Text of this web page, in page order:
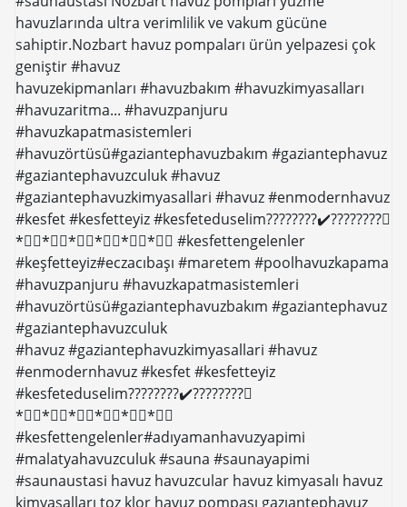
havuzlarında ultra verimlilik ve vakum gücüne
sahiptir.Nozbart havuz pompaları ürün yelpazesi çok
geniştir #havuz
havuzekipmanları #havuzbakım #havuzkimyasalları
#havuzaritma... #havuzpanjuru
#havuzkapatmasistemleri
#havuzörtüsü#gaziantephavuzbakım #gaziantephavuz
#gaziantephavuzculuk #havuz
#gaziantephavuzkimyasallari #havuz #enmodernhavuz
#kesfet #kesfetteyiz #kesfeteduselim????????✔️????????⃣
*⃣⃣*⃣⃣*⃣⃣*⃣⃣*⃣⃣*⃣⃣ #kesfettengelenler
#keşfetteyiz#eczacıbaşı #maretem #poolhavuzkapama
#havuzpanjuru #havuzkapatmasistemleri
#havuzörtüsü#gaziantephavuzbakım #gaziantephavuz
#gaziantephavuzculuk
#havuz #gaziantephavuzkimyasallari #havuz
#enmodernhavuz #kesfet #kesfetteyiz
#kesfeteduselim????????✔️????????⃣
*⃣⃣*⃣⃣*⃣⃣*⃣⃣*⃣⃣*⃣⃣
#kesfettengelenler#adıyamanhavuzyapimi
#malatyahavuzculuk #sauna #saunayapimi
#saunaustasi havuz havuzcular havuz kimyasalı havuz
kimyasalları toz klor havuz pompası gazıantephavuz